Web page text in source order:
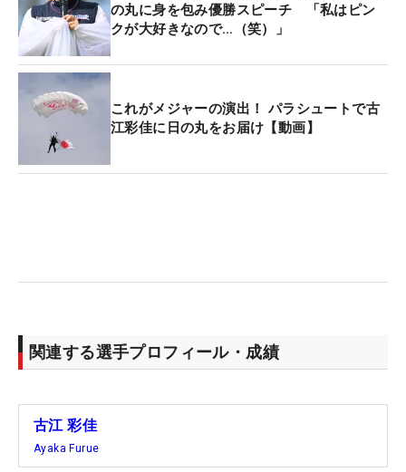
の丸に身を包み優勝スピーチ 「私はピン
クが大好きなので…（笑）」
これがメジャーの演出！ パラシュートで古
江彩佳に日の丸をお届け【動画】
関連する選手プロフィール・成績
古江 彩佳
Ayaka Furue